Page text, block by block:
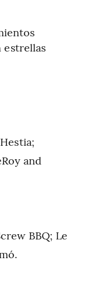
estrellas
and
BBQ; Le